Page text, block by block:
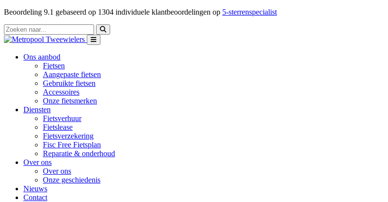
Beoordeling 9.1 gebaseerd op 1304 individuele klantbeoordelingen op 5-sterrenspecialist
Ons aanbod
Fietsen
Aangepaste fietsen
Gebruikte fietsen
Accessoires
Onze fietsmerken
Diensten
Fietsverhuur
Fietslease
Fietsverzekering
Fisc Free Fietsplan
Reparatie & onderhoud
Over ons
Over ons
Onze geschiedenis
Nieuws
Contact